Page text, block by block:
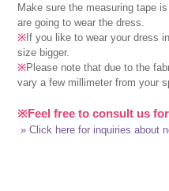
Make sure the measuring tape
are going to wear the dress.
※ If you like to wear your dress
size bigger.
※Please note that due to the
vary a few millimeter from your
※Feel free to consult us
» Click here for inquiries about